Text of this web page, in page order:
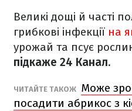
Великі дощі й часті
грибкові інфекції на
урожай та псує
підкаже 24 Канал.
ЧИТАЙТЕ ТАКОЖ Може
посадити абрикос з